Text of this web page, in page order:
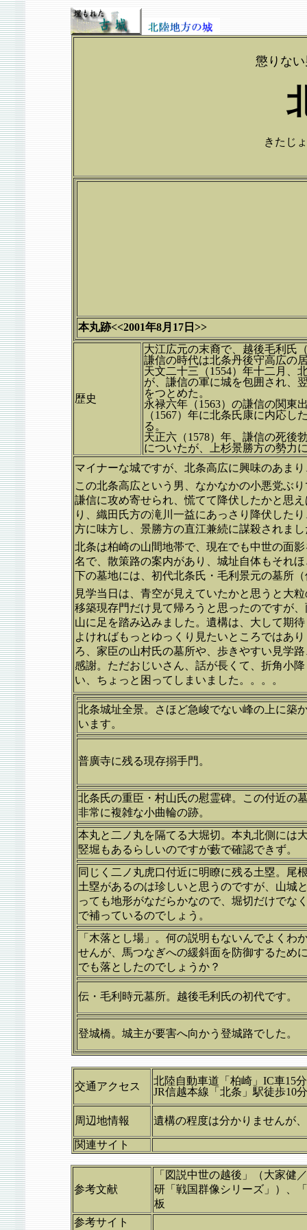
懲りな
きたじ
本丸跡<<2001年8月17日>>
歴史
大江広元の末裔で、越後毛利氏
謙信の時代は北条丹後守高広の
天文二十三（1554）年十二月、
が、謙信の軍に城を包囲され、
をつとめた。
永禄六年（1563）の謙信の関東
（1567）年に北条氏康に内応
る。
天正六（1578）年、謙信の死後
についたが、上杉景勝方の勢力
マイナーな城ですが、北条高広に興味のあま
この北条高広という男、なかなかの小悪党ぶ
謙信に攻め寄せられ、慌てて降伏したかと思
り、織田氏方の滝川一益にあっさり降伏した
方に味方し、景勝方の直江兼続に謀殺されま
北条は柏崎の山間地帯で、現在でも中世の面
名で、散策路の案内があり、城址自体もそれ
下の墓地には、初代北条氏・毛利景元の墓所
見学当日は、青空が見えていたかと思うと大
移築現存門だけ見て帰ろうと思ったのですが
山に足を踏み込みました。遺構は、大して期
よければもっとゆっくり見たいところではあ
ろ、家臣の山村氏の墓所や、歩きやすい見学
感謝。ただおじいさん、話が長くて、折角小
い、ちょっと困ってしまいました。。。。
北条城址全景。さほど急峻でない峰の上に築
います。
普廣寺に残る現存搦手門。
北条氏の重臣・村山氏の慰霊碑。この付近の
非常に複雑な小曲輪の跡。
本丸と二ノ丸を隔てる大堀切。本丸北側には
竪堀もあるらしいのですが藪で確認できず。
同じく二ノ丸虎口付近に明瞭に残る土塁。尾
土塁があるのは珍しいと思うのですが、山城
っても地形がなだらかなので、堀切だけでな
で補っているのでしょう。
「木落とし場」。何の説明もないんでよくわ
せんが、馬つなぎへの緩斜面を防御するため
でも落としたのでしょうか？
伝・毛利時元墓所。越後毛利氏の初代です。
登城橋。城主が要害へ向かう登城路でした。
交通アクセス
北陸自動車道「柏崎」IC車15
JR信越本線「北条」駅徒歩
周辺地情報 遺構の程度は分かりませんが
関連サイト
参考文献
「図説中世の越後」（大家健
研「戦国群像シリーズ」）、
板
参考サイト